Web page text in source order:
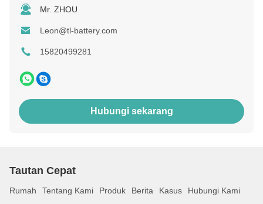
Mr. ZHOU
Leon@tl-battery.com
15820499281
Hubungi sekarang
Tautan Cepat
Rumah Tentang Kami Produk Berita Kasus Hubungi Kami